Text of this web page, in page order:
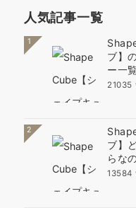
人気記事一覧
1
ブ】
ー一
21035
2
ブ】
らな
13584